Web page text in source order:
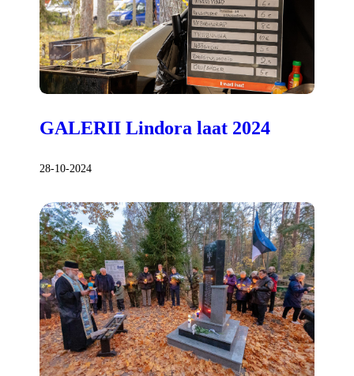
GALERII Lindora laat 2024
28-10-2024